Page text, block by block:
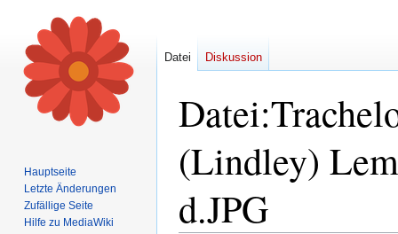
Datei:
(Lindley)
d.JPG
Datei Diskussion
Hauptseite
Letzte Änderungen
Zufällige Seite
Hilfe zu MediaWiki